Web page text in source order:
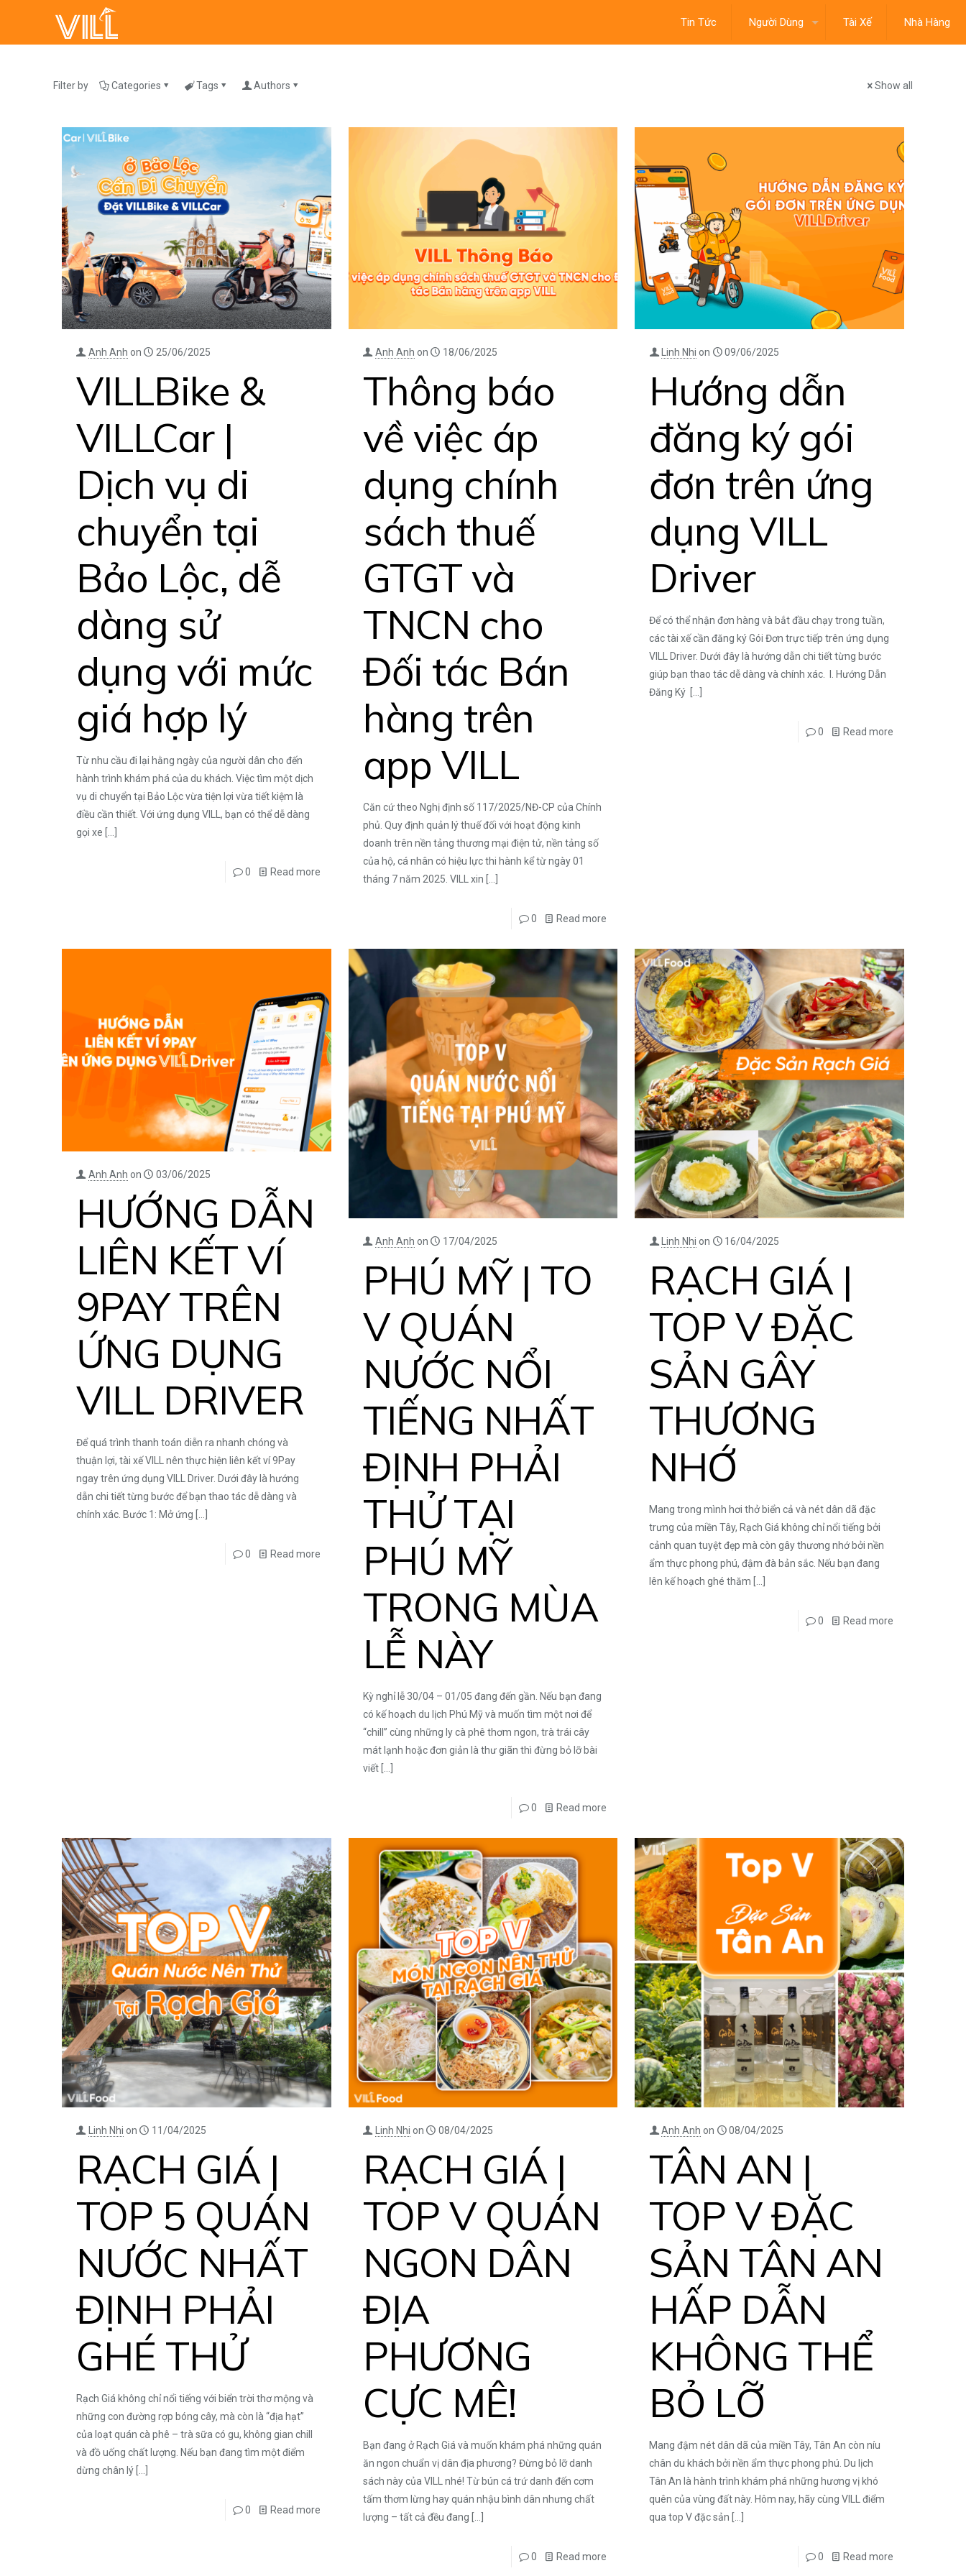
Tin Tức Người Dùng Tài Xế Nhà Hàng
Filter by Categories Tags Authors Show all
Anh Anh on 25/06/2025
VILLBike &
VILLCar |
Dịch vụ di
chuyển tại
Bảo Lộc, dễ
dàng sử
dụng với mức
giá hợp lý
Từ nhu cầu đi lại hằng ngày của người dân cho đến
hành trình khám phá của du khách. Việc tìm một dịch
vụ di chuyển tại Bảo Lộc vừa tiện lợi vừa tiết kiệm là
điều cần thiết. Với ứng dụng VILL, bạn có thể dễ dàng
gọi xe […]
0 Read more
Anh Anh on 18/06/2025
Thông báo
về việc áp
dụng chính
sách thuế
GTGT và
TNCN cho
Đối tác Bán
hàng trên
app VILL
Căn cứ theo Nghị định số 117/2025/NĐ-CP của Chính
phủ. Quy định quản lý thuế đối với hoạt động kinh
doanh trên nền tảng thương mại điện tử, nền tảng số
của hộ, cá nhân có hiệu lực thi hành kể từ ngày 01
tháng 7 năm 2025. VILL xin […]
0 Read more
Linh Nhi on 09/06/2025
Hướng dẫn
đăng ký gói
đơn trên ứng
dụng VILL
Driver
Để có thể nhận đơn hàng và bắt đầu chạy trong tuần,
các tài xế cần đăng ký Gói Đơn trực tiếp trên ứng dụng
VILL Driver. Dưới đây là hướng dẫn chi tiết từng bước
giúp bạn thao tác dễ dàng và chính xác. I. Hướng Dẫn
Đăng Ký
[…]
0 Read more
Anh Anh on 03/06/2025
HƯỚNG DẪN
LIÊN KẾT VÍ
9PAY TRÊN
ỨNG DỤNG
VILL DRIVER
Để quá trình thanh toán diễn ra nhanh chóng và
thuận lợi, tài xế VILL nên thực hiện liên kết ví 9Pay
ngay trên ứng dụng VILL Driver. Dưới đây là hướng
dẫn chi tiết từng bước để bạn thao tác dễ dàng và
chính xác. Bước 1: Mở ứng […]
0 Read more
Anh Anh on 17/04/2025
PHÚ MỸ | TO
V QUÁN
NƯỚC NỔI
TIẾNG NHẤT
ĐỊNH PHẢI
THỬ TẠI
PHÚ MỸ
TRONG MÙA
LỄ NÀY
Kỳ nghỉ lễ 30/04 – 01/05 đang đến gần. Nếu bạn đang
có kế hoạch du lịch Phú Mỹ và muốn tìm một nơi để
“chill” cùng những ly cà phê thơm ngon, trà trái cây
mát lạnh hoặc đơn giản là thư giãn thì đừng bỏ lỡ bài
viết[…]
0 Read more
Linh Nhi on 16/04/2025
RẠCH GIÁ |
TOP V ĐẶC
SẢN GÂY
THƯƠNG
NHỚ
Mang trong mình hơi thở biển cả và nét dân dã đặc
trưng của miền Tây, Rạch Giá không chỉ nổi tiếng bởi
cảnh quan tuyệt đẹp mà còn gây thương nhớ bởi nền
ẩm thực phong phú, đậm đà bản sắc. Nếu bạn đang
lên kế hoạch ghé thăm […]
0 Read more
Linh Nhi on 11/04/2025
RẠCH GIÁ |
TOP 5 QUÁN
NƯỚC NHẤT
ĐỊNH PHẢI
GHÉ THỬ
Rạch Giá không chỉ nổi tiếng với biển trời thơ mộng và
những con đường rợp bóng cây, mà còn là “địa hạt”
của loạt quán cà phê – trà sữa có gu, không gian chill
và đồ uống chất lượng. Nếu bạn đang tìm một điểm
dừng chân lý[…]
0 Read more
Linh Nhi on 08/04/2025
RẠCH GIÁ |
TOP V QUÁN
NGON DÂN
ĐỊA
PHƯƠNG
CỰC MÊ!
Bạn đang ở Rạch Giá và muốn khám phá những quán
ăn ngon chuẩn vị dân địa phương? Đừng bỏ lỡ danh
sách này của VILL nhé! Từ bún cá trứ danh đến cơm
tấm thơm lừng hay quán nhậu bình dân nhưng chất
lượng – tất cả đều đang […]
0 Read more
Anh Anh on 08/04/2025
TÂN AN |
TOP V ĐẶC
SẢN TÂN AN
HẤP DẪN
KHÔNG THỂ
BỎ LỠ
Mang đậm nét dân dã của miền Tây, Tân An còn níu
chân du khách bởi nền ẩm thực phong phú. Du lịch
Tân An là hành trình khám phá những hương vị khó
quên của vùng đất này. Hôm nay, hãy cùng VILL điểm
qua top V đặc sản […]
0 Read more